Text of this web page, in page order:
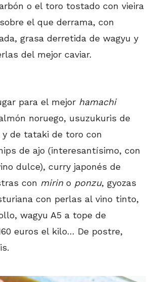
o el toro tostado con vieira
el que derrama, con
grasa derretida de wagyu y
del mejor caviar.
para el mejor hamachi
noruego, usuzukuris de
y de tataki de toro con
de ajo (interesantísimo, con
dulce), curry japonés de
con mirin o ponzu, gyozas
con perlas al vino tinto,
wagyu A5 a tope de
euros el kilo… De postre,